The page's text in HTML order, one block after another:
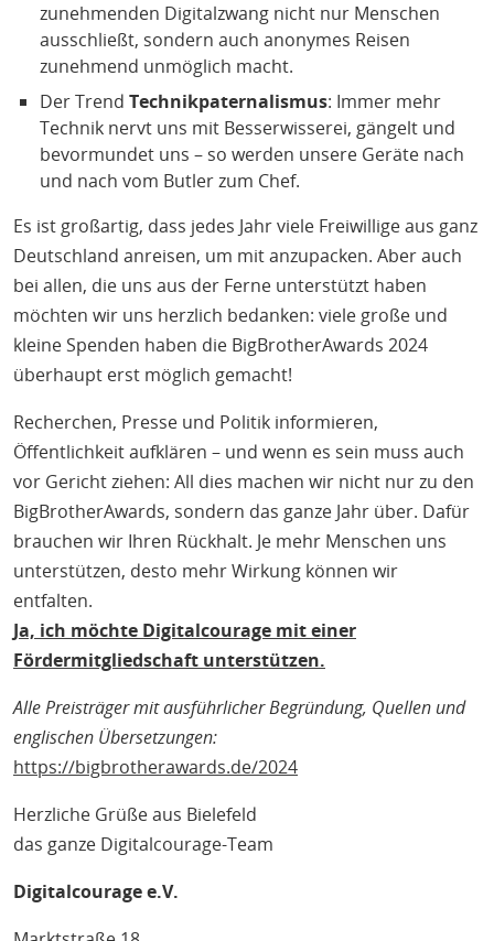
zunehmenden Digitalzwang nicht nur Menschen
ausschließt, sondern auch anonymes Reisen
zunehmend unmöglich macht.
Der Trend Technikpaternalismus: Immer mehr
Technik nervt uns mit Besserwisserei, gängelt und
bevormundet uns – so werden unsere Geräte nach
und nach vom Butler zum Chef.
Es ist großartig, dass jedes Jahr viele Freiwillige aus ganz
Deutschland anreisen, um mit anzupacken. Aber auch
bei allen, die uns aus der Ferne unterstützt haben
möchten wir uns herzlich bedanken: viele große und
kleine Spenden haben die BigBrotherAwards 2024
überhaupt erst möglich gemacht!
Recherchen, Presse und Politik informieren,
Öffentlichkeit aufklären – und wenn es sein muss auch
vor Gericht ziehen: All dies machen wir nicht nur zu den
BigBrotherAwards, sondern das ganze Jahr über. Dafür
brauchen wir Ihren Rückhalt. Je mehr Menschen uns
unterstützen, desto mehr Wirkung können wir
entfalten.
Ja, ich möchte Digitalcourage mit einer
Fördermitgliedschaft unterstützen.
Alle Preisträger mit ausführlicher Begründung, Quellen und
englischen Übersetzungen:
https://bigbrotherawards.de/2024
Herzliche Grüße aus Bielefeld
das ganze Digitalcourage-Team
Digitalcourage e.V.